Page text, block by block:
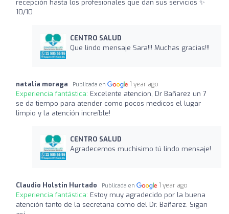
recepción hasta los profesionales que dan sus servicios ✨
10/10
CENTRO SALUD
Que lindo mensaje Sara!!! Muchas gracias!!!
natalia moraga Publicada en 1 year ago
Experiencia fantástica: Excelente atencion, Dr Bañarez un 7
se da tiempo para atender como pocos medicos el lugar
limpio y la atención increíble!
CENTRO SALUD
Agradecemos muchisimo tú lindo mensaje!
Claudio Holstin Hurtado Publicada en 1 year ago
Experiencia fantástica: Estoy muy agradecido por la buena
atención tanto de la secretaria como del Dr. Bañarez. Sigan